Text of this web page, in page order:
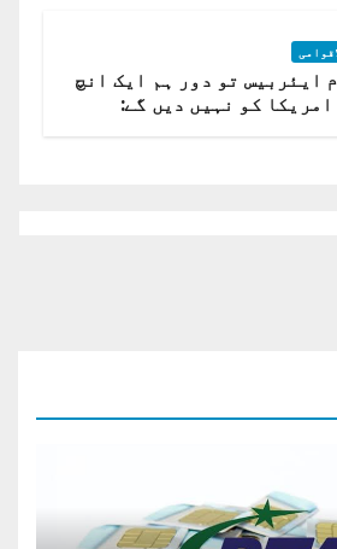
ایئربیس تو دور ہم ایک انچ
امریکا کو نہیں دیں گے: